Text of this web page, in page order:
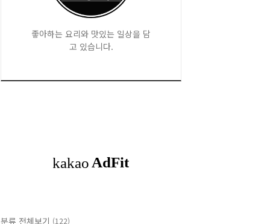
좋아하는 요리와 맛있는 일상을 담
고 있습니다.
분류 전체보기 (122)